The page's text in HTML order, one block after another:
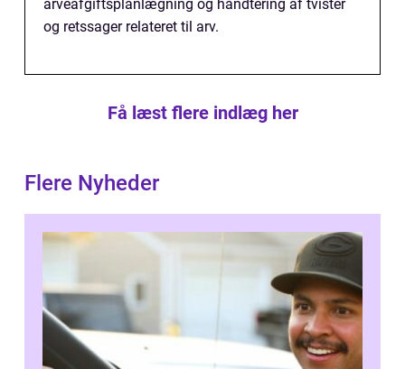
arveafgiftsplanlægning og håndtering af tvister
og retssager relateret til arv.
Få læst flere indlæg her
Flere Nyheder